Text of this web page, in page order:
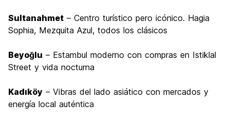
Sultanahmet – Centro turístico pero icónico. Hagia
Sophia, Mezquita Azul, todos los clásicos
Beyoğlu – Estambul moderno con compras en Istiklal
Street y vida nocturna
Kadıköy – Vibras del lado asiático con mercados y
energía local auténtica